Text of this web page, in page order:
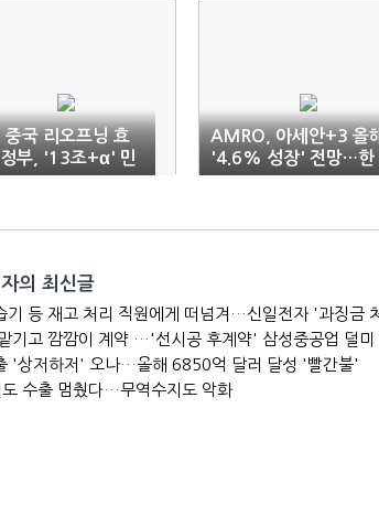
중국 리오프닝 효
부, '13조+α' 민
발굴한다
AMRO, 아세안+3 올
'4.6% 성장' 전망…한
국은 '1.7%'
의 최신글
기 등 재고 처리 직원에게 떠넘겨…신일전자 '과징금
기고 깜깜이 계약 …'선시공 후계약' 삼성중공업 덜미
'상저하저' 오나…올해 6850억 달러 달성 '빨간불'
수출 멈췄다…무역수지도 악화